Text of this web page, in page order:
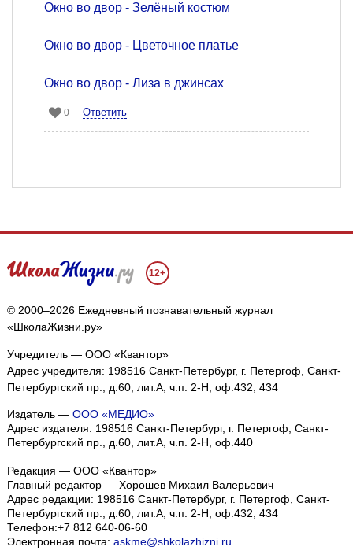
Окно во двор - Зелёный костюм
Окно во двор - Цветочное платье
Окно во двор - Лиза в джинсах
0 Ответить
12+
© 2000–2026 Ежедневный познавательный журнал
«ШколаЖизни.ру»
Учредитель — ООО «Квантор»
Адрес учредителя: 198516 Санкт-Петербург, г. Петергоф, Санкт-
Петербургский пр., д.60, лит.А, ч.п. 2-Н, оф.432, 434
Издатель — ООО «МЕДИО»
Адрес издателя: 198516 Санкт-Петербург, г. Петергоф, Санкт-
Петербургский пр., д.60, лит.А, ч.п. 2-Н, оф.440
Редакция — ООО «Квантор»
Главный редактор — Хорошев Михаил Валерьевич
Адрес редакции: 198516 Санкт-Петербург, г. Петергоф, Санкт-
Петербургский пр., д.60, лит.А, ч.п. 2-Н, оф.432, 434
Телефон:+7 812 640-06-60
Электронная почта: askme@shkolazhizni.ru